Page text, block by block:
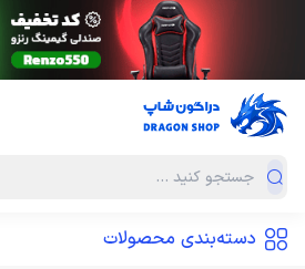
دسته‌بندی محصولات